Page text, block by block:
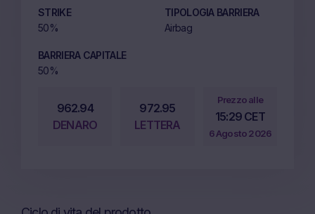
STRIKE
50%
TIPOLOGIA BARRIERA
Airbag
BARRIERA CAPITALE
50%
962.94
DENARO
972.95
LETTERA
Prezzo alle
15:29 CET
6 Agosto 2026